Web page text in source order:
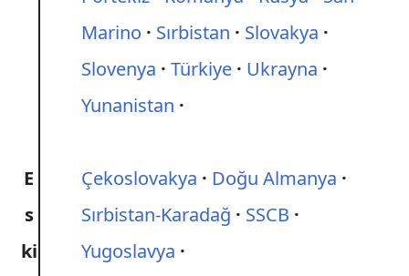
Marino
Sırbistan
Slovakya
Slovenya
Türkiye
Ukrayna
Yunanistan
E
s
ki
Çekoslovakya
Doğu Almanya
Sırbistan-Karadağ
SSCB
Yugoslavya